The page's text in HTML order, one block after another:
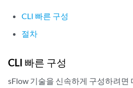
CLI 빠른 구성
절차
CLI 빠른 구성
sFlow 기술을 신속하게 구성하려면